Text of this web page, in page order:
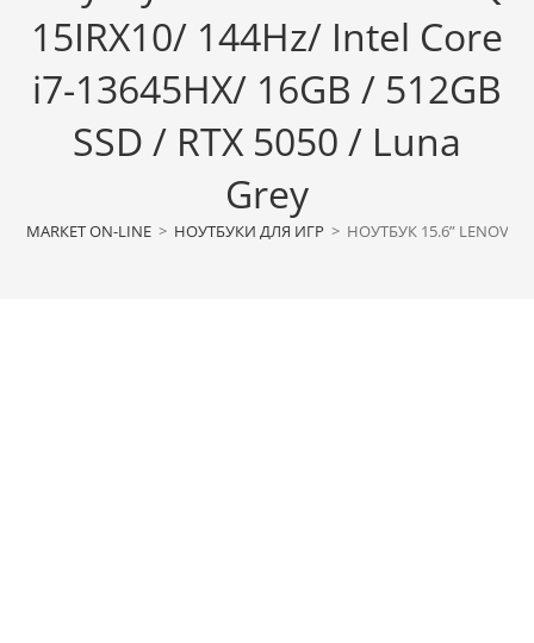
15IRX10/ 144Hz/ Intel Core
i7-13645HX/ 16GB / 512GB
SSD / RTX 5050 / Luna
Grey
МАRКЕТ ON-LINE > НОУТБУКИ ДЛЯ ИГР > НОУТБУК 15.6” LENOVO